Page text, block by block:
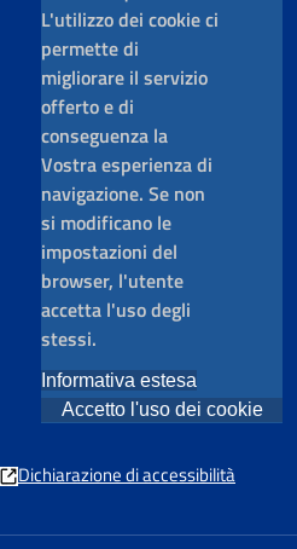
L'utilizzo dei cookie ci
permette di
migliorare il servizio
offerto e di
conseguenza la
Vostra esperienza di
navigazione. Se non
si modificano le
impostazioni del
browser, l'utente
accetta l'uso degli
stessi.
Informativa estesa
Accetto l'uso dei cookie
Dichiarazione di accessibilità